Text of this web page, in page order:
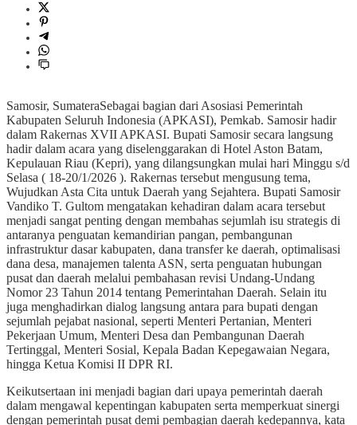
Samosir, SumateraSebagai bagian dari Asosiasi Pemerintah
Kabupaten Seluruh Indonesia (APKASI), Pemkab. Samosir hadir
dalam Rakernas XVII APKASI. Bupati Samosir secara langsung
hadir dalam acara yang diselenggarakan di Hotel Aston Batam,
Kepulauan Riau (Kepri), yang dilangsungkan mulai hari Minggu s/d
Selasa ( 18-20/1/2026 ). Rakernas tersebut mengusung tema,
Wujudkan Asta Cita untuk Daerah yang Sejahtera. Bupati Samosir
Vandiko T. Gultom mengatakan kehadiran dalam acara tersebut
menjadi sangat penting dengan membahas sejumlah isu strategis di
antaranya penguatan kemandirian pangan, pembangunan
infrastruktur dasar kabupaten, dana transfer ke daerah, optimalisasi
dana desa, manajemen talenta ASN, serta penguatan hubungan
pusat dan daerah melalui pembahasan revisi Undang-Undang
Nomor 23 Tahun 2014 tentang Pemerintahan Daerah. Selain itu
juga menghadirkan dialog langsung antara para bupati dengan
sejumlah pejabat nasional, seperti Menteri Pertanian, Menteri
Pekerjaan Umum, Menteri Desa dan Pembangunan Daerah
Tertinggal, Menteri Sosial, Kepala Badan Kepegawaian Negara,
hingga Ketua Komisi II DPR RI.
Keikutsertaan ini menjadi bagian dari upaya pemerintah daerah
dalam mengawal kepentingan kabupaten serta memperkuat sinergi
dengan pemerintah pusat demi pembagian daerah kedepannya, kata